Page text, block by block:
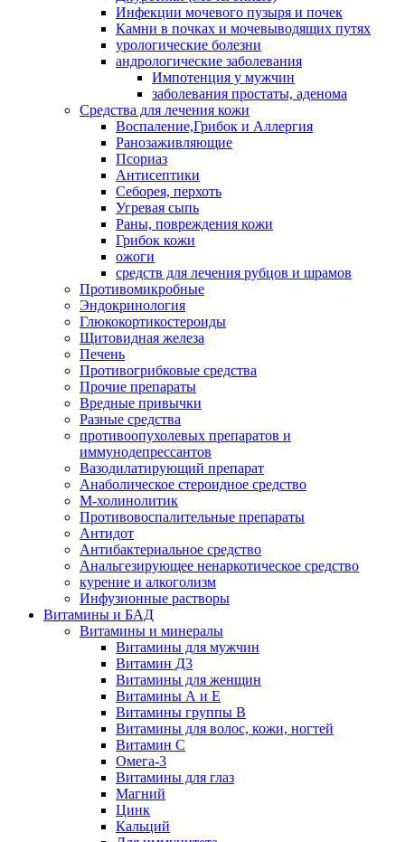
Инфекции мочевого пузыря и почек
Камни в почках и мочевыводящих путях
урологические болезни
андрологические заболевания
Импотенция у мужчин
заболевания простаты, аденома
Средства для лечения кожи
Воспаление,Грибок и Аллергия
Ранозаживляющие
Псориаз
Антисептики
Себорея, перхоть
Угревая сыпь
Раны, повреждения кожи
Грибок кожи
ожоги
средств для лечения рубцов и шрамов
Противомикробные
Эндокринология
Глюкокортикостероиды
Щитовидная железа
Печень
Противогрибковые средства
Прочие препараты
Вредные привычки
Разные средства
противоопухолевых препаратов и
иммунодепрессантов
Вазодилатирующий препарат
Анаболическое стероидное средство
М-холинолитик
Противовоспалительные препараты
Антидот
Антибактериальное средство
Анальгезирующее ненаркотическое средство
курение и алкоголизм
Инфузионные растворы
Витамины и БАД
Витамины и минералы
Витамины для мужчин
Витамин Д3
Витамины для женщин
Витамины А и Е
Витамины группы В
Витамины для волос, кожи, ногтей
Витамин С
Омега-3
Витамины для глаз
Магний
Цинк
Кальций